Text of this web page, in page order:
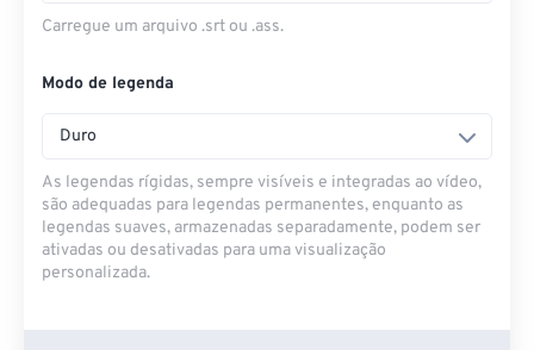
Carregue um arquivo .srt ou .ass.
Modo de legenda
Duro
As legendas rígidas, sempre visíveis e integradas ao vídeo,
são adequadas para legendas permanentes, enquanto as
legendas suaves, armazenadas separadamente, podem ser
ativadas ou desativadas para uma visualização
personalizada.